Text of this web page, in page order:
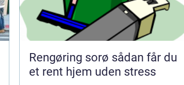
Rengøring sorø sådan får du
et rent hjem uden stress